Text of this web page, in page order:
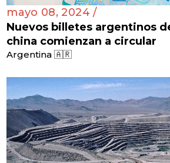
mayo 08, 2024 /
Nuevos billetes argentinos
china comienzan a circular
Argentina 🇦🇷